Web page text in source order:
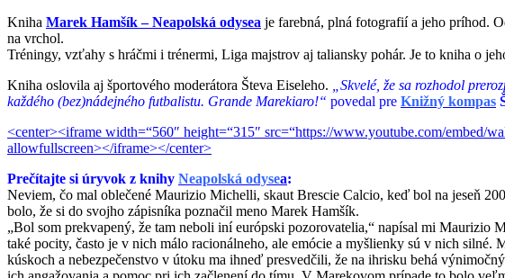
Kniha Marek Hamšík – Neapolská odysea je farebná, plná fotografií a jeho príhod.
na vrchol.
Tréningy, vzťahy s hráčmi i trénermi, Liga majstrov aj taliansky pohár. Je to kniha o
Kniha oslovila aj športového moderátora Števa Eiseleho. „Skvelé, že sa rozhodol
každého (bez)nádejného futbalistu. Grande Marekiaro!“ povedal pre Knižný kompas
<center><iframe width=“560″ height=“315″ src=“https://www.youtube.com/embed/
allowfullscreen></iframe></center>
Prečítajte si úryvok z knihy Neapolská odysea:
Neviem, čo mal oblečené Maurizio Michelli, skaut Brescie Calcio, keď bol na jeseň
bolo, že si do svojho zápisníka poznačil meno Marek Hamšík.
„Bol som prekvapený, že tam neboli iní európski pozorovatelia,“ napísal mi Maurizio
také pocity, často je v nich málo racionálneho, ale emócie a myšlienky sú v nich
kúskoch a nebezpečenstvo v útoku ma ihneď presvedčili, že na ihrisku behá